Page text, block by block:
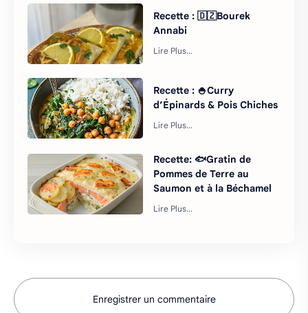
Recette : 🇩🇿Bourek
Annabi
Recette : 🍚Curry
d’Épinards & Pois Chiches
Recette: 🐟Gratin de
Pommes de Terre au
Saumon et à la Béchamel
Enregistrer un commentaire